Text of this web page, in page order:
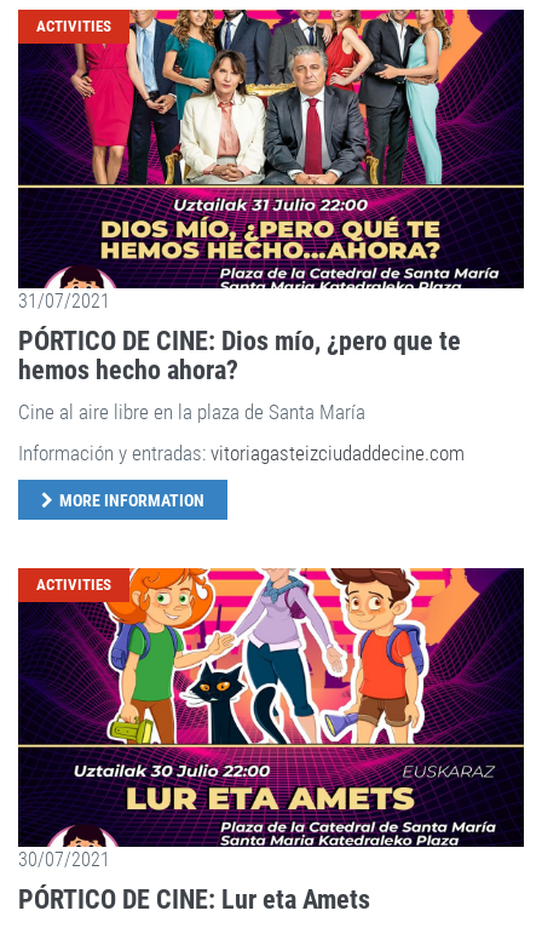
ACTIVITIES
31/07/2021
PÓRTICO DE CINE: Dios mío, ¿pero que te
hemos hecho ahora?
Cine al aire libre en la plaza de Santa María
Información y entradas: vitoriagasteizciudaddecine.com
MORE INFORMATION
ACTIVITIES
30/07/2021
PÓRTICO DE CINE: Lur eta Amets